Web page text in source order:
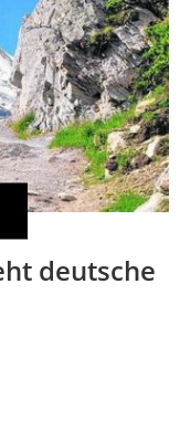
deutsche